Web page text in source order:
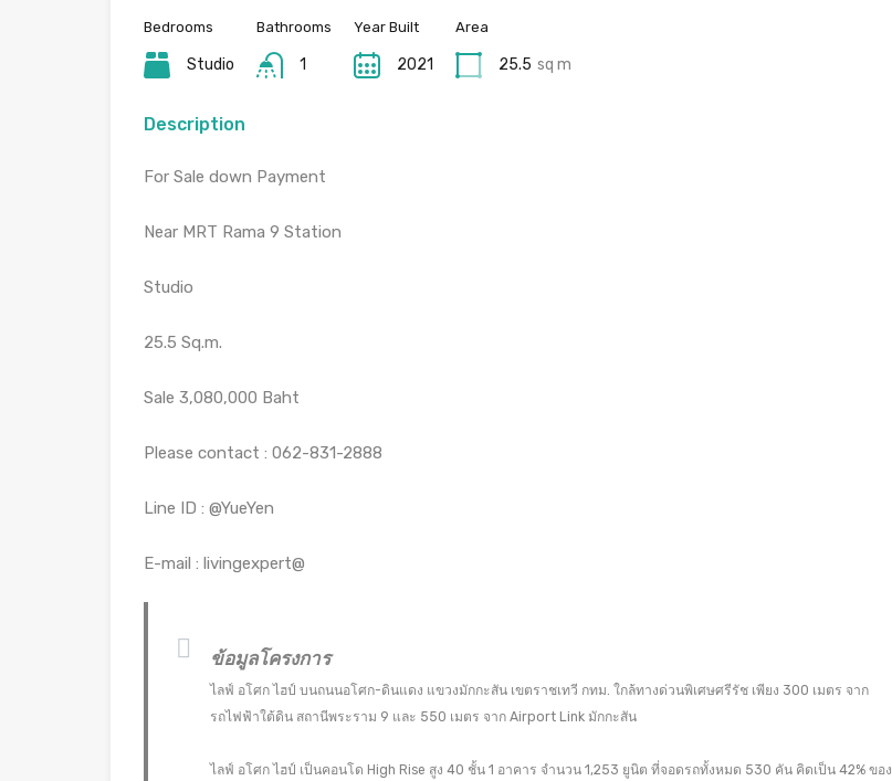
Bedrooms
Studio
Bathrooms
1
Year Built
2021
Area
25.5 sq m
Description
For Sale down Payment
Near MRT Rama 9 Station
Studio
25.5 Sq.m.
Sale 3,080,000 Baht
Please contact : 062-831-2888
Line ID : @YueYen
E-mail : livingexpert@
ข้อมูลโครงการ
ไลฟ์ อโศก ไฮป์ บนถนนอโศก-ดินแดง แขวงมักกะสัน เขตราชเทวี กทม. ใกล้ทางด่วนพิเศษศรีรัช เพียง 300 เมตร จาก
รถไฟฟ้าใต้ดิน สถานีพระราม 9 และ 550 เมตร จาก Airport Link มักกะสัน
ไลฟ์ อโศก ไฮป์ เป็นคอนโด High Rise สูง 40 ชั้น 1 อาคาร จำนวน 1,253 ยูนิต ที่จอดรถทั้งหมด 530 คัน คิดเป็น 42% ของ